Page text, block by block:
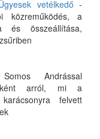
vetélkedő -
közreműködés, a
és összeállítása,
Andrással
arról, mi a
felvett